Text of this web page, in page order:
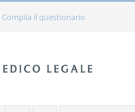
Compila il questionario